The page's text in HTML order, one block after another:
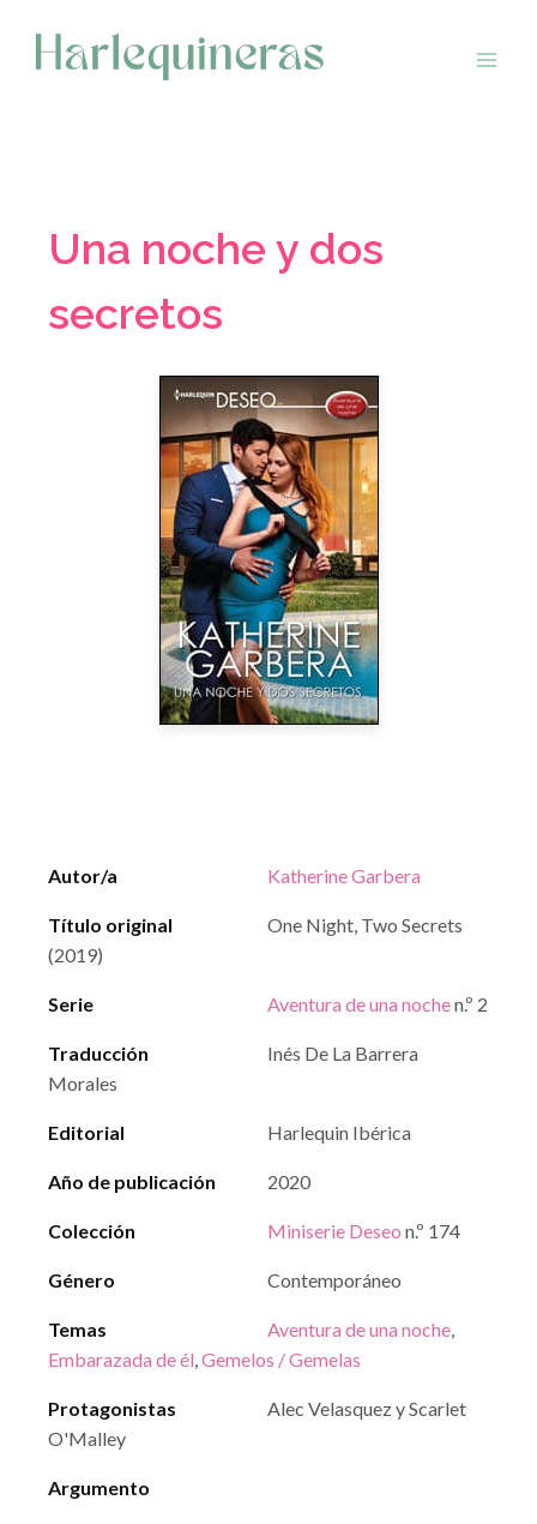
contenido
Una noche y dos
secretos
Autor/a Katherine Garbera
Título original
One Night, Two Secrets
(2019)
Serie Aventura de una nochen.º 2
Traducción
Inés De La Barrera
Morales
Editorial Harlequin Ibérica
Año de publicación 2020
Colección Miniserie Deseo n.º 174
Género Contemporáneo
Temas Aventura de una noche,
Embarazada de él,Gemelos / Gemelas
Protagonistas
Alec Velasquez y Scarlet
O'Malley
Argumento